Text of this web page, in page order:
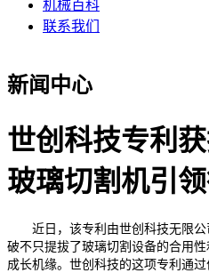
机械百科
联系我们
新闻中心
世创科技专利
玻璃切割机引
近日，该专利由世创科技无限公
破不只提拔了玻璃切割设备的合用
成长机缘。世创科技的这项专利通